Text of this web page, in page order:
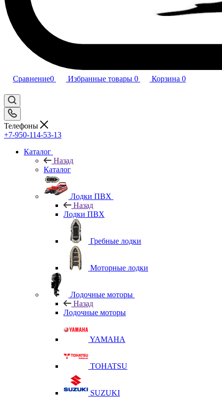
Сравнение0 Избранные товары 0 Корзина 0
Телефоны
+7-950-114-53-13
Каталог
Назад
Каталог
Лодки ПВХ
Назад
Лодки ПВХ
Гребные лодки
Моторные лодки
Лодочные моторы
Назад
Лодочные моторы
YAMAHA
TOHATSU
SUZUKI